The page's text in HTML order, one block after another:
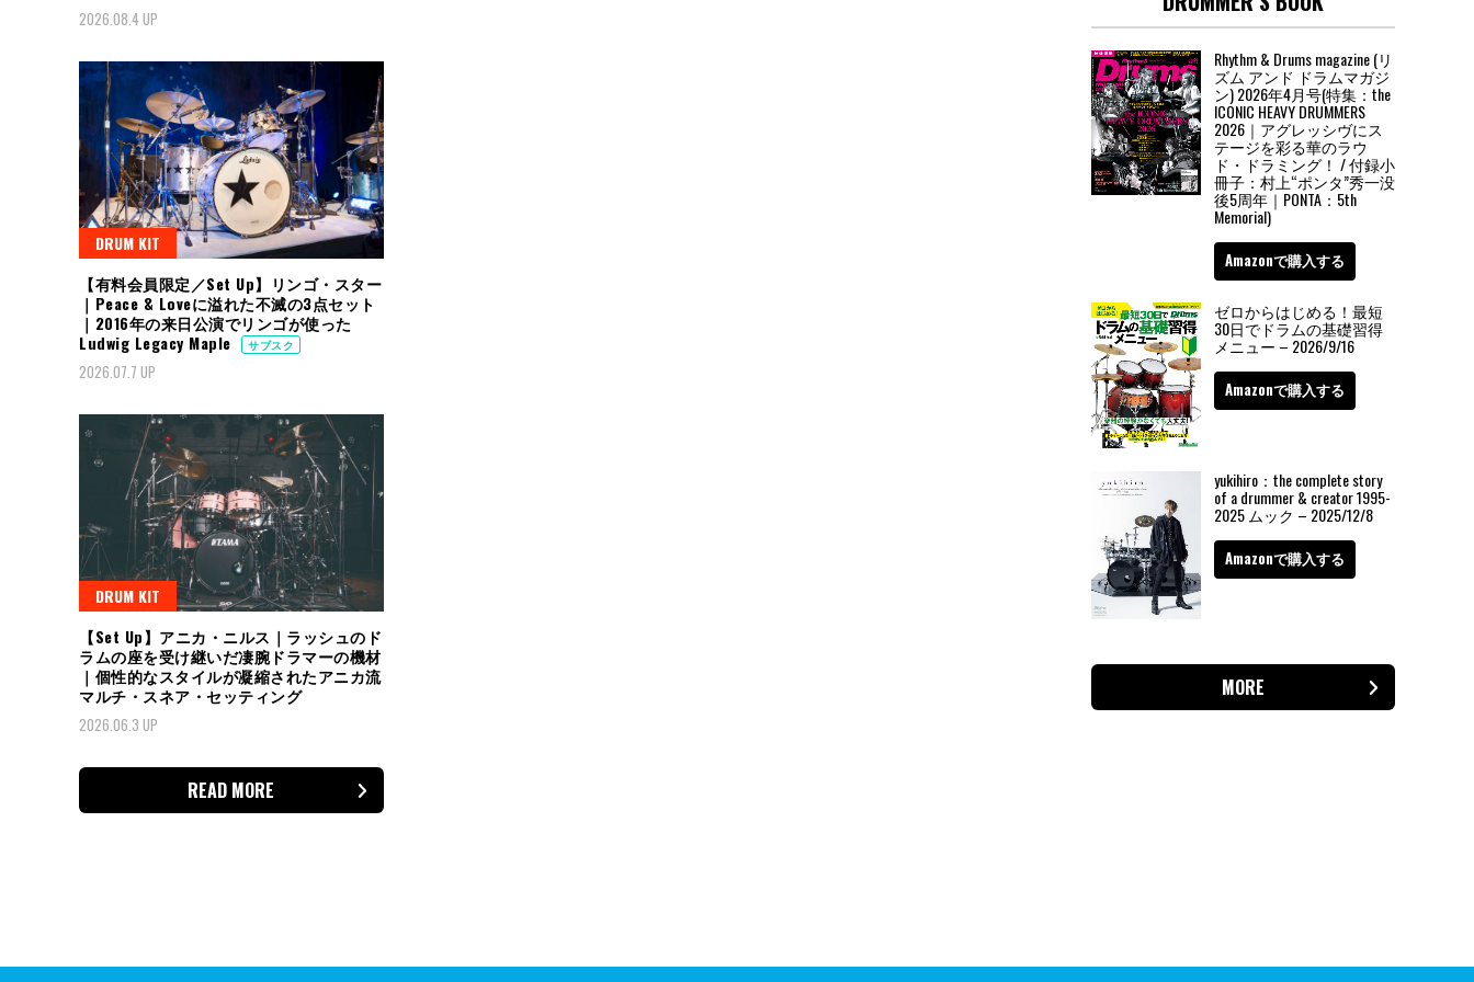
2026.08.4 UP
DRUM KIT
【有料会員限定／Set Up】リンゴ・スター
｜Peace & Loveに溢れた不滅の3点セット
｜2016年の来日公演でリンゴが使った
Ludwig Legacy Maple
サブスク
2026.07.7 UP
DRUM KIT
【Set Up】アニカ・ニルス｜ラッシュのド
ラムの座を受け継いだ凄腕ドラマーの機材
｜個性的なスタイルが凝縮されたアニカ流
マルチ・スネア・セッティング
2026.06.3 UP
READ MORE
Rhythm & Drums magazine (リ
ズム アンド ドラムマガジ
ン) 2026年4月号(特集：the
ICONIC HEAVY DRUMMERS
2026｜アグレッシヴにス
テージを彩る華のラウ
ド・ドラミング！ / 付録小
冊子：村上“ポンタ”秀一没
後5周年｜PONTA：5th
Memorial)
Amazonで購入する
ゼロからはじめる！最短
30日でドラムの基礎習得
メニュー – 2026/9/16
Amazonで購入する
yukihiro：the complete story
of a drummer & creator 1995-
2025 ムック – 2025/12/8
Amazonで購入する
MORE